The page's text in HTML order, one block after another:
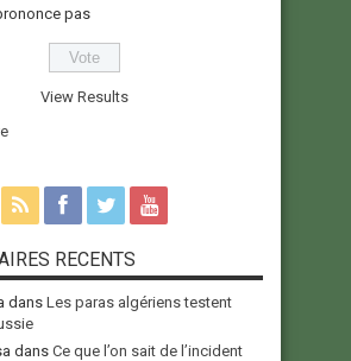
pas
View Results
RECENTS
dans Les paras algériens testent
dans Ce que l’on sait de l’incident